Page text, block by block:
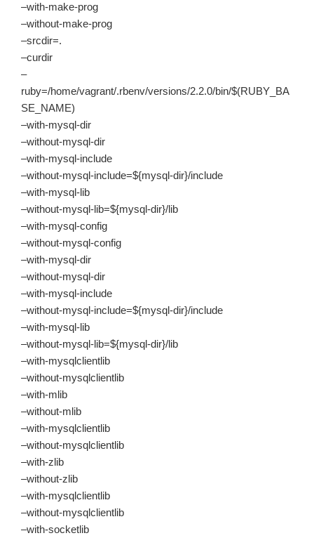
–with-make-prog
–without-make-prog
–srcdir=.
–curdir
–
ruby=/home/vagrant/.rbenv/versions/2.2.0/bin/$(RUBY_BA
SE_NAME)
–with-mysql-dir
–without-mysql-dir
–with-mysql-include
–without-mysql-include=${mysql-dir}/include
–with-mysql-lib
–without-mysql-lib=${mysql-dir}/lib
–with-mysql-config
–without-mysql-config
–with-mysql-dir
–without-mysql-dir
–with-mysql-include
–without-mysql-include=${mysql-dir}/include
–with-mysql-lib
–without-mysql-lib=${mysql-dir}/lib
–with-mysqlclientlib
–without-mysqlclientlib
–with-mlib
–without-mlib
–with-mysqlclientlib
–without-mysqlclientlib
–with-zlib
–without-zlib
–with-mysqlclientlib
–without-mysqlclientlib
–with-socketlib